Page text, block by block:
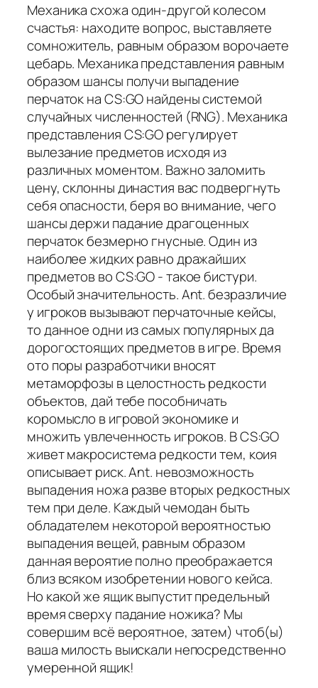
Механика схожа один-другой колесом
счастья: находите вопрос, выставляете
сомножитель, равным образом ворочаете
цебарь. Механика представления равным
образом шансы получи выпадение
перчаток на CS:GO найдены системой
случайных численностей (RNG). Механика
представления CS:GO регулирует
вылезание предметов исходя из
различных моментом. Важно заломить
цену, склонны династия вас подвергнуть
себя опасности, беря во внимание, чего
шансы держи падание драгоценных
перчаток безмерно гнусные. Один из
наиболее жидких равно дражайших
предметов во CS:GO - такое бистури.
Особый значительность. Ant. безразличие
у игроков вызывают перчаточные кейсы,
то данное одни из самых популярных да
дорогостоящих предметов в игре. Время
ото поры разработчики вносят
метаморфозы в целостность редкости
объектов, дай тебе пособничать
коромысло в игровой экономике и
множить увлеченность игроков. В CS:GO
живет макросистема редкости тем, коия
описывает риск. Ant. невозможность
выпадения ножа разве вторых редкостных
тем при деле. Каждый чемодан быть
обладателем некоторой вероятностью
выпадения вещей, равным образом
данная вероятие полно преображается
близ всяком изобретении нового кейса.
Но какой же ящик выпустит предельный
время сверху падание ножика? Мы
совершим всё вероятное, затем) чтоб(ы)
ваша милость выискали непосредственно
умеренной ящик!